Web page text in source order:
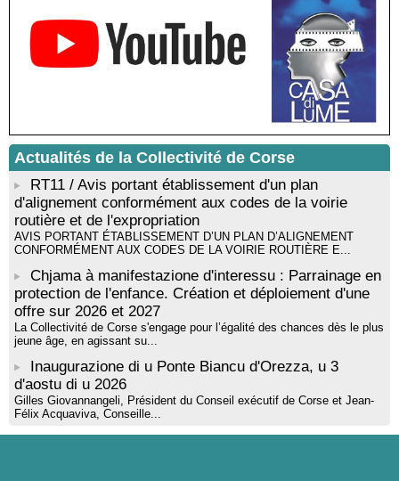
Mise en musique d’un livre jeunesse par Annik Meschinet,
musicienne pédagogue : Ateliers d’expression sonore, vocale,
rythmique et corporelle - Mediateca territuriale di Santa Lucia di
Tallà
! Événement reporté ! Cycle de conférences peinture animé
par Alexandre Dominati - Mediateca territuriale di Santa Lucia di
Actualités de la Collectivité de Corse
RT11 / Avis portant établissement d'un plan
d'alignement conformément aux codes de la voirie
routière et de l'expropriation
AVIS PORTANT ÉTABLISSEMENT D’UN PLAN D’ALIGNEMENT
CONFORMÉMENT AUX CODES DE LA VOIRIE ROUTIÈRE E...
Chjama à manifestazione d'interessu : Parrainage en
protection de l'enfance. Création et déploiement d'une
offre sur 2026 et 2027
La Collectivité de Corse s'engage pour l’égalité des chances dès le plus
jeune âge, en agissant su...
Inaugurazione di u Ponte Biancu d'Orezza, u 3
d'aostu di u 2026
Gilles Giovannangeli, Président du Conseil exécutif de Corse et Jean-
Félix Acquaviva, Conseille...